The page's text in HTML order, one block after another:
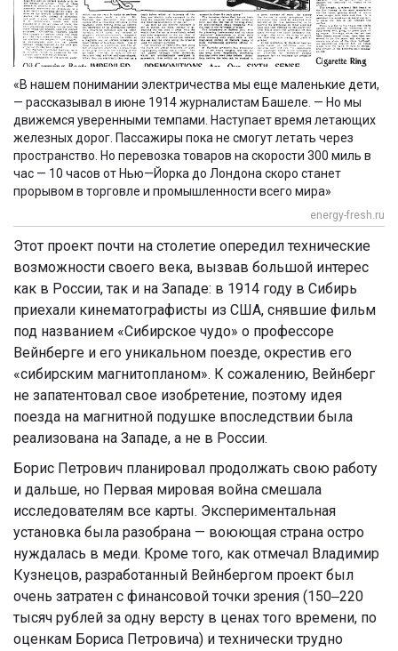
«В нашем понимании электричества мы еще маленькие дети,
— рассказывал в июне 1914 журналистам Башеле. — Но мы
движемся уверенными темпами. Наступает время летающих
железных дорог. Пассажиры пока не смогут летать через
пространство. Но перевозка товаров на скорости 300 миль в
час — 10 часов от Нью—Йорка до Лондона скоро станет
прорывом в торговле и промышленности всего мира»
energy-fresh.ru
Этот проект почти на столетие опередил технические
возможности своего века, вызвав большой интерес
как в России, так и на Западе: в 1914 году в Сибирь
приехали кинематографисты из США, снявшие фильм
под названием «Сибирское чудо» о профессоре
Вейнберге и его уникальном поезде, окрестив его
«сибирским магнитопланом». К сожалению, Вейнберг
не запатентовал свое изобретение, поэтому идея
поезда на магнитной подушке впоследствии была
реализована на Западе, а не в России.
Борис Петрович планировал продолжать свою работу
и дальше, но Первая мировая война смешала
исследователям все карты. Экспериментальная
установка была разобрана — воюющая страна остро
нуждалась в меди. Кроме того, как отмечал Владимир
Кузнецов, разработанный Вейнбергом проект был
очень затратен с финансовой точки зрения (150‒220
тысяч рублей за одну версту в ценах того времени, по
оценкам Бориса Петровича) и технически трудно